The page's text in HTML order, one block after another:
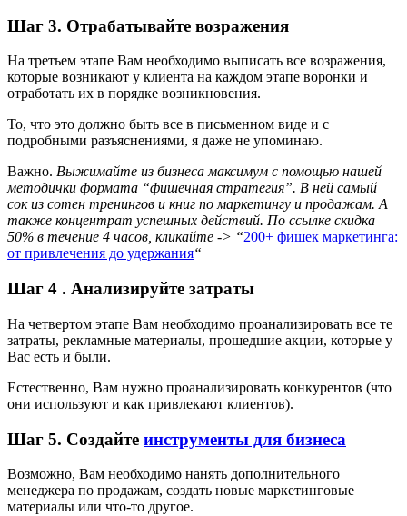
Шаг 3. Отрабатывайте возражения
На третьем этапе Вам необходимо выписать все возражения,
которые возникают у клиента на каждом этапе воронки и
отработать их в порядке возникновения.
То, что это должно быть все в письменном виде и с
подробными разъяснениями, я даже не упоминаю.
Важно. Выжимайте из бизнеса максимум с помощью нашей
методички формата “фишечная стратегия”. В ней самый
сок из сотен тренингов и книг по маркетингу и продажам. А
также концентрат успешных действий. По ссылке скидка
50% в течение 4 часов, кликайте -> “200+ фишек маркетинга:
от привлечения до удержания“
Шаг 4 . Анализируйте затраты
На четвертом этапе Вам необходимо проанализировать все те
затраты, рекламные материалы, прошедшие акции, которые у
Вас есть и были.
Естественно, Вам нужно проанализировать конкурентов (что
они используют и как привлекают клиентов).
Шаг 5. Создайте инструменты для бизнеса
Возможно, Вам необходимо нанять дополнительного
менеджера по продажам, создать новые маркетинговые
материалы или что-то другое.